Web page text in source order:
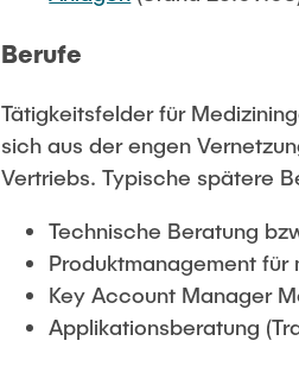
Berufe
Tätigkeitsfelder für
sich aus der engen
Vertriebs. Typische spätere
Technische Beratung
Produktmanagement für
Key Account Manager
Applikationsberatung